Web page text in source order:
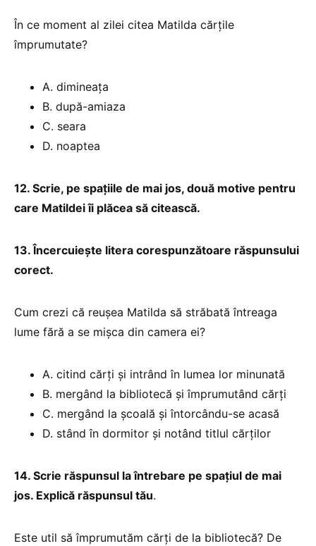
În ce moment al zilei citea Matilda cărțile
împrumutate?
A. dimineața
B. după-amiaza
C. seara
D. noaptea
12. Scrie, pe spațiile de mai jos, două motive pentru
care Matildei îi plăcea să citească.
13. Încercuiește litera corespunzătoare răspunsului
corect.
Cum crezi că reușea Matilda să străbată întreaga
lume fără a se mișca din camera ei?
A. citind cărți și intrând în lumea lor minunată
B. mergând la bibliotecă și împrumutând cărți
C. mergând la școală și întorcându-se acasă
D. stând în dormitor și notând titlul cărților
14. Scrie răspunsul la întrebare pe spațiul de mai
jos. Explică răspunsul tău.
Este util să împrumutăm cărți de la bibliotecă? De